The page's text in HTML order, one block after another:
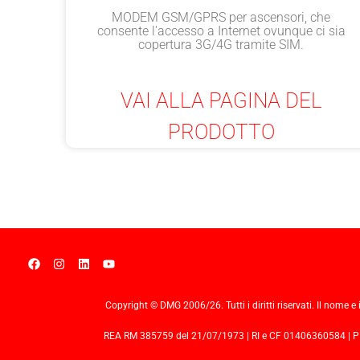
MODEM GSM/GPRS per ascensori, che
consente l'accesso a Internet ovunque ci sia
copertura 3G/4G tramite SIM.
VAI ALLA PAGINA DEL
PRODOTTO
Copyright © DMG 2006/26. Tutti i diritti riservati. Il nome
REA RM 385759 del 21/07/1973 | RI e CF 01406360584 |